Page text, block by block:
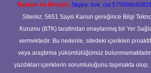
Reklam ve İletişim: Skype:
Sitemiz, 5651 Sayılı Kanun gereğince Bilgi
Kurumu (BTK) tarafından onaylanmış bir Yer
vermektedir. Bu nedenle, sitedeki içerikleri
veya araştırma yükümlülüğümüz
yazdıkları içeriklerin sorumluluğunu taşımakta